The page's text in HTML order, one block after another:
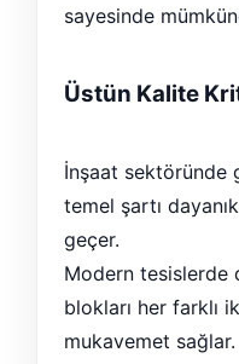
sayesinde
Üstün Kalite
İnşaat sektöründe
temel şartı
geçer.
Modern tesislerde
blokları her farklı
mukavemet sağlar.